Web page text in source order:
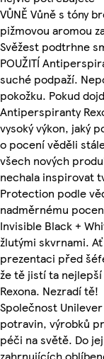
VŮNĚ Vůně s tóny
pižmovou aromou
Svěžest podtrhne
POUŽITÍ
suché podpaží.
pokožku. Pokud
Antiperspiranty
vysoký výkon, jaký
o pocení věděli
všech nových
nechala inspirovat
Protection podle
nadměrnému
Invisible Black +
žlutými skvrnami.
prezentaci před
že tě jistí ta
Rexona. Nezradí tě!
Společnost
potravin, výrobků
péči na světě. Do
zahrnujících